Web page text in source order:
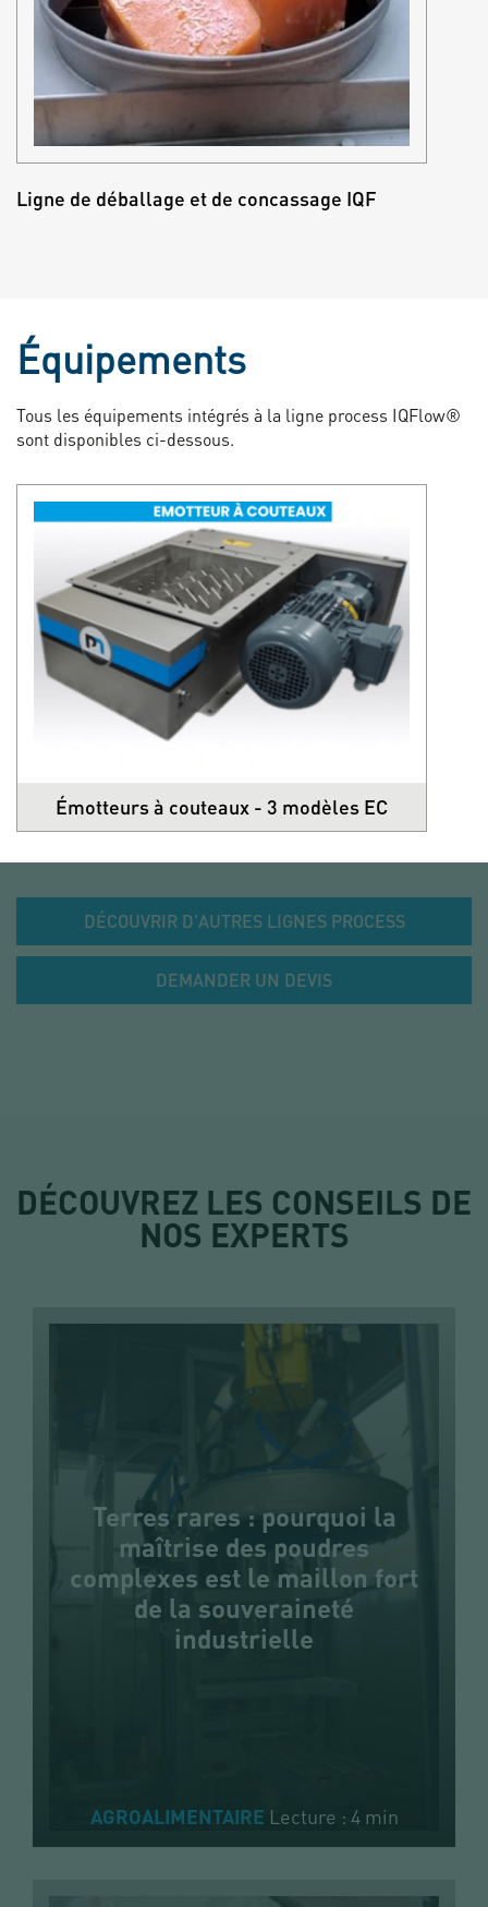
Ligne de déballage et de concassage IQF
Équipements
Tous les équipements intégrés à la ligne process IQFlow®
sont disponibles ci-dessous.
Émotteurs à couteaux - 3 modèles EC
DÉCOUVRIR D'AUTRES LIGNES PROCESS
DEMANDER UN DEVIS
DÉCOUVREZ LES CONSEILS DE
NOS EXPERTS
Terres rares : pourquoi la
maîtrise des poudres
complexes est le maillon fort
de la souveraineté
industrielle
AGROALIMENTAIRE Lecture : 4 min